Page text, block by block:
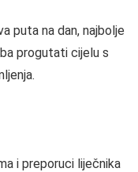
puta na dan, najbolje
progutati cijelu s
i preporuci liječnika